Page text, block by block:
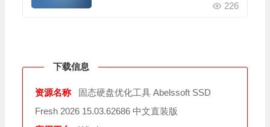
226
下载信息
资源名称
固态硬盘优化工具 Abelssoft SSD
Fresh 2026 15.03.62686 中文直装版